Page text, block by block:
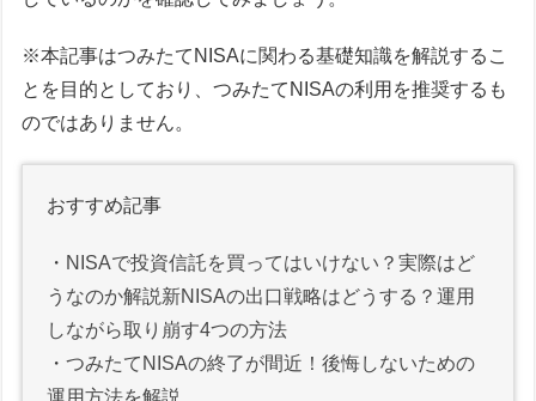
※本記事はつみたてNISAに関わる基礎知識を解説するこ
とを目的としており、つみたてNISAの利用を推奨するも
のではありません。
おすすめ記事
・ NISAで投資信託を買ってはいけない？実際はど
うなのか解説新NISAの出口戦略はどうする？運用
しながら取り崩す4つの方法
・つみたてNISAの終了が間近！後悔しないための
運用方法を解説